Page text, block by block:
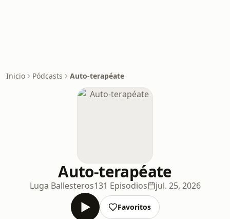
Inicio Pódcasts Auto-terapéate
Auto-terapéate
Luga Ballesteros131 Episodios jul. 25, 2026
Favoritos